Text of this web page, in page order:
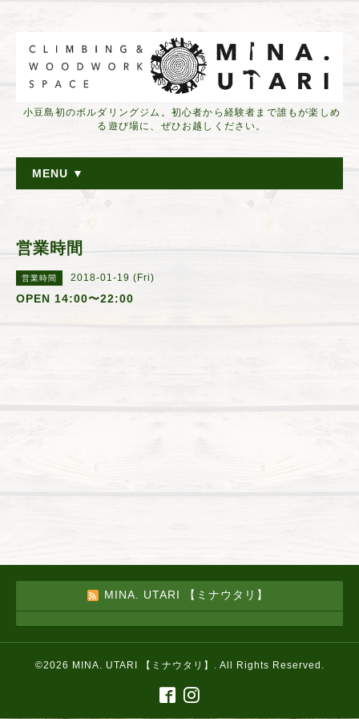
小豆島初のボルダリングジム。初心者から経験者まで誰もが楽しめ
る遊び場に、ぜひお越しください。
MENU ▼
営業時間
営業時間 2018-01-19 (Fri)
OPEN 14:00〜22:00
MINA. UTARI 【ミナウタリ】
©2026 MINA. UTARI 【ミナウタリ】 . All Rights Reserved.